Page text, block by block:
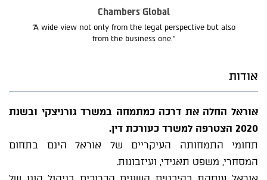
Chambers Global
“A wide view not only from the legal perspective but also
from the business one.”
אודות
אוראל החלה את דרכה כמתמחה במשרד גורניצקי ובשנת
2020 הצטרפה למשרד כעורכת דין.
תחומי התמחותה העיקריים של אוראל הינם בתחום
המסחרי, משפט תאגידי, ועיזבונות.